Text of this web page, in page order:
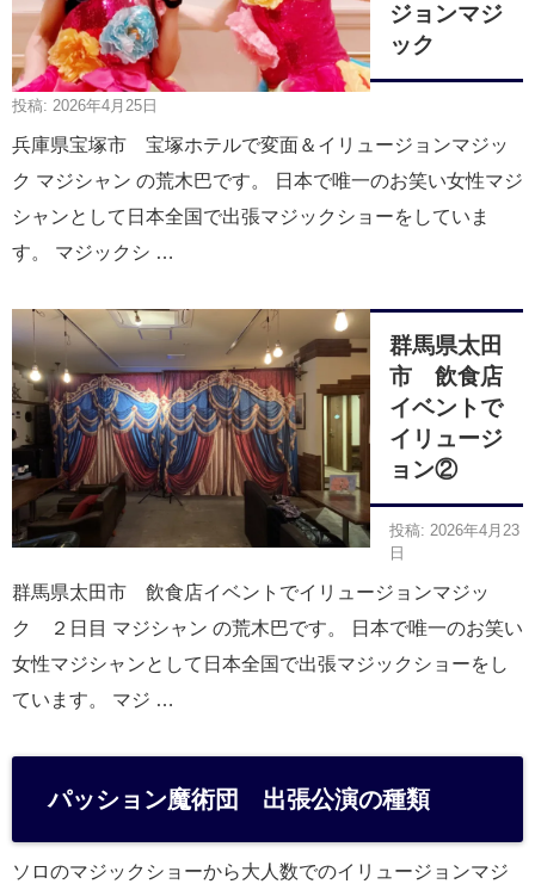
ジョンマジ
ック
投稿: 2026年4月25日
兵庫県宝塚市 宝塚ホテルで変面＆イリュージョンマジッ
ク マジシャン の荒木巴です。 日本で唯一のお笑い女性マジ
シャンとして日本全国で出張マジックショーをしていま
す。 マジックシ …
群馬県太田
市 飲食店
イベントで
イリュージ
ョン②
投稿: 2026年4月23
日
群馬県太田市 飲食店イベントでイリュージョンマジッ
ク ２日目 マジシャン の荒木巴です。 日本で唯一のお笑い
女性マジシャンとして日本全国で出張マジックショーをし
ています。 マジ …
パッション魔術団 出張公演の種類
ソロのマジックショーから大人数でのイリュージョンマジ